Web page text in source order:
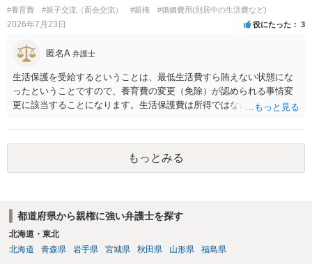
す。 ＞他の弁護士さんに再度依頼できるのでしょうか？ できます。た
だ、取れなかった場合に取り立て訴訟等を起こしてもらえば、他の弁
護士に頼む必要は無いでしょう。 以上、ご参考まで。
#養育費 #親子交流（面会交流） #親権 #婚姻費用(別居中の生活費など)
2026年7月23日 役にたった 3
匿名A 弁護士
生活保護を受給するということは、最低生活費すら賄えない状態にな
ったということですので、養育費の変更（免除）が認められる事情変
更に該当することになります。生活保護費は所得ではないので、「保
支払った場合に返還請求権が認められたり役所から何らかのペナルテ
ィが課されたりするわけではなく、「残りのお金で自己責任で生活せ
よ」ということになるので、生活保護を受給することになった時はす
みやかに合意のための話し合いあるいは調停申立てをすべきでしょ
もっとみる
都道府県から親権に強い弁護士を探す
北海道・東北
北海道
青森県 岩手県 宮城県 秋田県 山形県 福島県